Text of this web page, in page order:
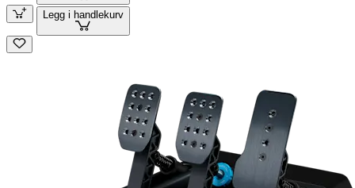
Legg i handlekurv